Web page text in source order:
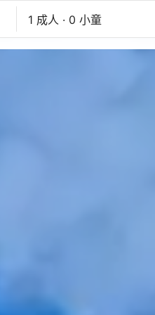
1 成人 · 0 小童